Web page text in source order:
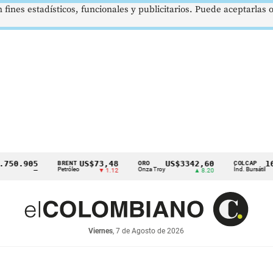
BRENT
Petróleo
US$73,48
▼ 1.12
ORO
Onza Troy
US$3342,60 COLCAP
Índ. Bursátil
Viernes, 7 de Agosto de 2026
estadísticos, funcionales y publicitarios. Puede aceptarlas